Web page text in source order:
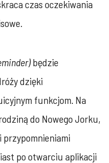
czas oczekiwania
będzie
dzięki
funkcjom. Na
do Nowego Jorku,
przypomnieniami
po otwarciu aplikacji